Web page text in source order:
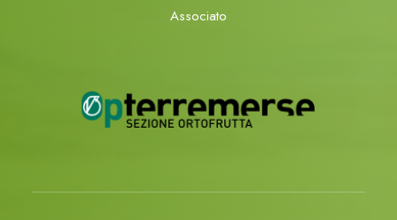
Associato